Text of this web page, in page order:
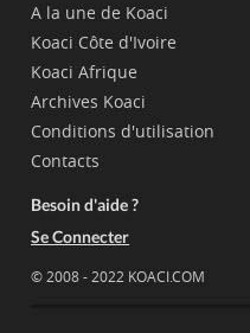
A la une de Koaci
Koaci Côte d'Ivoire
Koaci Afrique
Archives Koaci
Conditions d'utilisation
Contacts
Besoin d'aide ?
Se Connecter
© 2008 - 2022 KOACI.COM